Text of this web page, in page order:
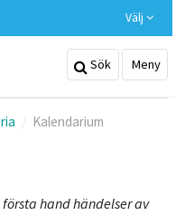
Välj
Sök Meny
Kalendarium
hand händelser av